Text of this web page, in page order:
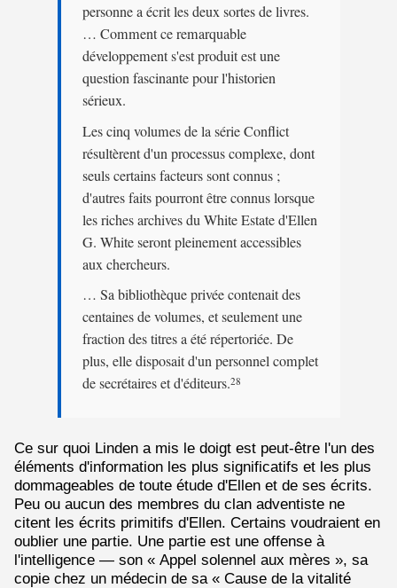
personne a écrit les deux sortes de livres.
… Comment ce remarquable
développement s'est produit est une
question fascinante pour l'historien
sérieux.
Les cinq volumes de la série Conflict
résultèrent d'un processus complexe, dont
seuls certains facteurs sont connus ;
d'autres faits pourront être connus lorsque
les riches archives du White Estate d'Ellen
G. White seront pleinement accessibles
aux chercheurs.
… Sa bibliothèque privée contenait des
centaines de volumes, et seulement une
fraction des titres a été répertoriée. De
plus, elle disposait d'un personnel complet
de secrétaires et d'éditeurs.28
Ce sur quoi Linden a mis le doigt est peut-être l'un des
éléments d'information les plus significatifs et les plus
dommageables de toute étude d'Ellen et de ses écrits.
Peu ou aucun des membres du clan adventiste ne
citent les écrits primitifs d'Ellen. Certains voudraient en
oublier une partie. Une partie est une offense à
l'intelligence — son « Appel solennel aux mères », sa
copie chez un médecin de sa « Cause de la vitalité